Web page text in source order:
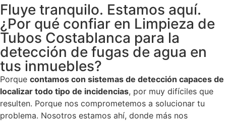
Fluye tranquilo. Estamos aquí.
¿Por qué confiar en Limpieza de
Tubos Costablanca para la
detección de fugas de agua en
tus inmuebles?
Porque contamos con sistemas de detección capaces de
localizar todo tipo de incidencias, por muy difíciles que
resulten. Porque nos comprometemos a solucionar tu
problema. Nosotros estamos ahí, donde más nos